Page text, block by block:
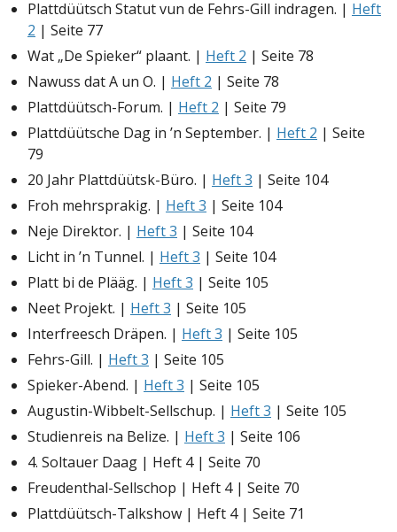
Plattdüütsch Statut vun de Fehrs-Gill indragen. | Heft
2 | Seite 77
Wat „De Spieker“ plaant. | Heft 2 | Seite 78
Nawuss dat A un O. | Heft 2 | Seite 78
Plattdüütsch-Forum. | Heft 2 | Seite 79
Plattdüütsche Dag in ’n September. | Heft 2 | Seite
79
20 Jahr Plattdüütsk-Büro. | Heft 3 | Seite 104
Froh mehrsprakig. | Heft 3 | Seite 104
Neje Direktor. | Heft 3 | Seite 104
Licht in ’n Tunnel. | Heft 3 | Seite 104
Platt bi de Plääg. | Heft 3 | Seite 105
Neet Projekt. | Heft 3 | Seite 105
Interfreesch Dräpen. | Heft 3 | Seite 105
Fehrs-Gill. | Heft 3 | Seite 105
Spieker-Abend. | Heft 3 | Seite 105
Augustin-Wibbelt-Sellschup. | Heft 3 | Seite 105
Studienreis na Belize. | Heft 3 | Seite 106
4. Soltauer Daag | Heft 4 | Seite 70
Freudenthal-Sellschop | Heft 4 | Seite 70
Plattdüütsch-Talkshow | Heft 4 | Seite 71